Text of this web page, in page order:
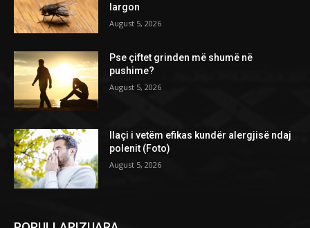
largon
August 5, 2026
Pse çiftet grinden më shumë në
pushime?
August 5, 2026
Ilaçi i vetëm efikas kundër alergjisë ndaj
polenit (Foto)
August 5, 2026